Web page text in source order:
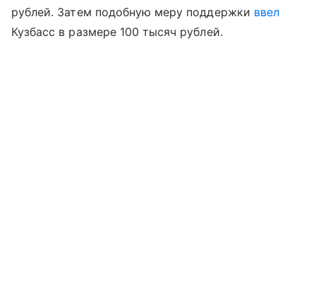
рублей. Затем подобную меру поддержки ввел
Кузбасс в размере 100 тысяч рублей.